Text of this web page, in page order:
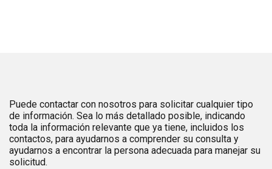
Puede contactar con nosotros para solicitar cualquier tipo
de información. Sea lo más detallado posible, indicando
toda la información relevante que ya tiene, incluidos los
contactos, para ayudarnos a comprender su consulta y
ayudarnos a encontrar la persona adecuada para manejar su
solicitud.